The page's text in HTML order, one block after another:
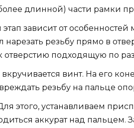
длинной) части рамки
зависит от особенностей
нарезать резьбу прямо в
отверстию подходящую по
вкручивается винт. На его
резьбу на пальце
этого, устанавливаем
аккурат над пальцем.